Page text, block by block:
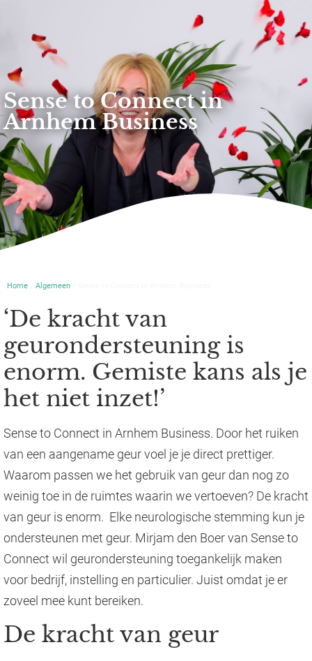
Sense to Connect in
Arnhem Business
Home Algemeen
‘De kracht van
geurondersteuning is
enorm. Gemiste kans als je
het niet inzet!’
Sense to Connect in Arnhem Business. Door het ruiken
van een aangename geur voel je je direct prettiger.
Waarom passen we het gebruik van geur dan nog zo
weinig toe in de ruimtes waarin we vertoeven? De kracht
van geur is enorm. Elke neurologische stemming kun je
ondersteunen met geur. Mirjam den Boer van Sense to
Connect wil geurondersteuning toegankelijk maken
voor bedrijf, instelling en particulier. Juist omdat je er
zoveel mee kunt bereiken.
De kracht van geur